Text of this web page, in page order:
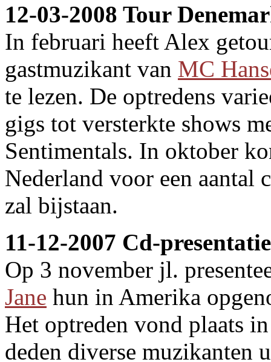
12-03-2008 Tour
In februari heeft Alex
gastmuzikant van MC
te lezen. De optredens
gigs tot versterkte shows
Sentimentals. In oktober
Nederland voor een aantal
zal bijstaan.
11-12-2007 Cd-
Op 3 november jl.
Jane hun in Amerika
Het optreden vond plaats
deden diverse muzikanten